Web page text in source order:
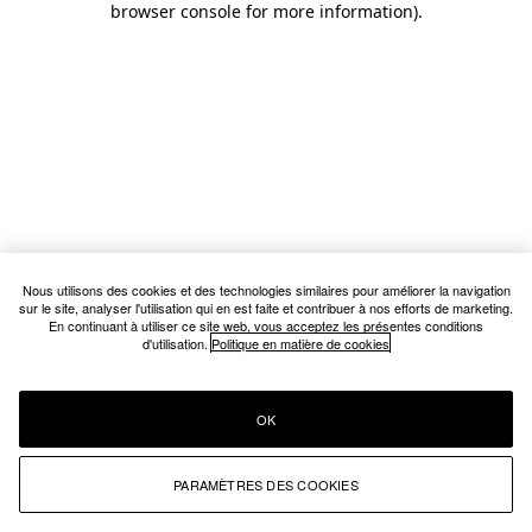
browser console for more information).
Nous utilisons des cookies et des technologies similaires pour améliorer la navigation
sur le site, analyser l'utilisation qui en est faite et contribuer à nos efforts de marketing.
En continuant à utiliser ce site web, vous acceptez les présentes conditions
d'utilisation. Politique en matière de cookies
PARAMÈTRES DES COOKIES
OK